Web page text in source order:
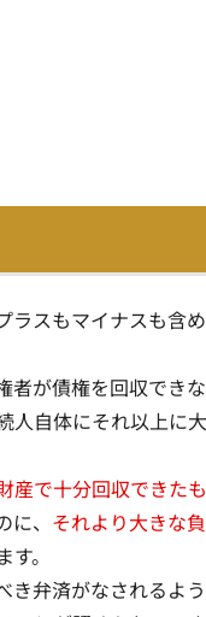
ラスもマイナスも含
者が債権を回収でき
人自体にそれ以上に
産で十分回収できた
、 それより大きな
。
弁済がなされるよう